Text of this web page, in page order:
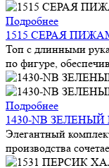
Подробнее
1515 СЕРАЯ
Топ с длинными
по фигуре,
Подробнее
1430-NB
Элегантный
производства